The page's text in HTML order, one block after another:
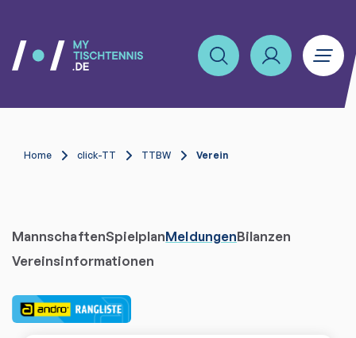
Home click-TT TTBW Verein
MannschaftenSpielplanMeldungenBilanzen
Vereinsinformationen